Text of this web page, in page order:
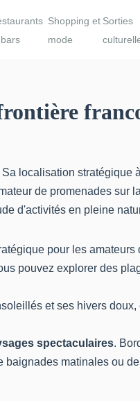
Shopping et
mode
Sorties
localisation
de promenades sur
d'activités en pleine
pour les amateurs
pouvez explorer des
et ses hivers
spectaculaires.
matinales ou